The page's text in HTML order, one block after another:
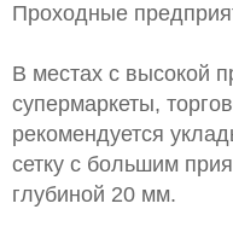
Проходные
В местах с высокой
супермаркеты,
рекомендуется
сетку с большим
глубиной 20 мм.